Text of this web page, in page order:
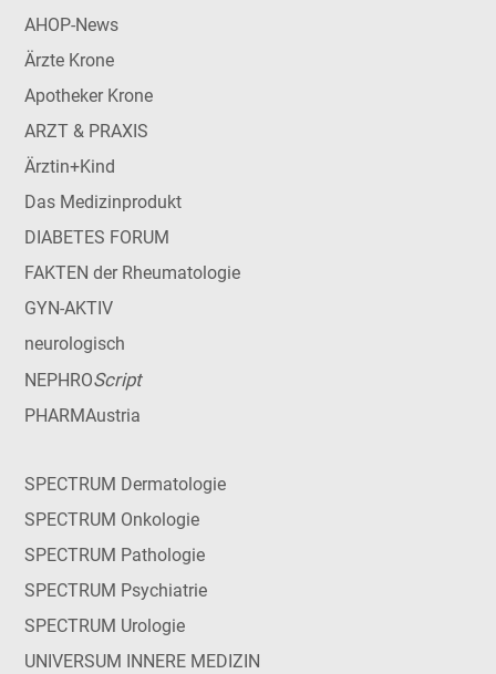
AHOP-News
Ärzte Krone
Apotheker Krone
ARZT & PRAXIS
Ärztin+Kind
Das Medizinprodukt
DIABETES FORUM
FAKTEN der Rheumatologie
GYN-AKTIV
neurologisch
NEPHROScript
PHARMAustria
SPECTRUM Dermatologie
SPECTRUM Onkologie
SPECTRUM Pathologie
SPECTRUM Psychiatrie
SPECTRUM Urologie
UNIVERSUM INNERE MEDIZIN